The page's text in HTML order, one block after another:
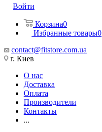
Войти
Корзина0
Избранные товары0
contact@fitstore.com.ua
г. Киев
О нас
Доставка
Оплата
Производители
Контакты
...